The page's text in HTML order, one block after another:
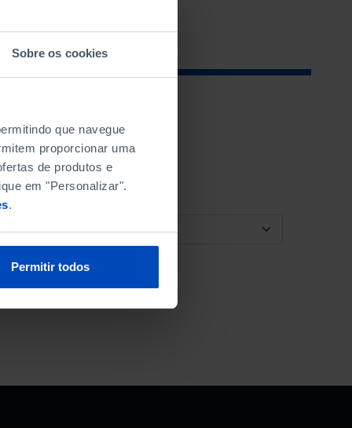
Sobre os cookies
que navegue
proporcionar uma
de produtos e
em "Personalizar".
.
Permitir todos
ORDENAR POR